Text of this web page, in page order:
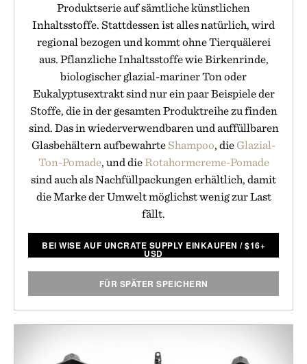
Produktserie auf sämtliche künstlichen
Inhaltsstoffe. Stattdessen ist alles natürlich, wird
regional bezogen und kommt ohne Tierquälerei
aus. Pflanzliche Inhaltsstoffe wie Birkenrinde,
biologischer glazial-mariner Ton oder
Eukalyptusextrakt sind nur ein paar Beispiele der
Stoffe, die in der gesamten Produktreihe zu finden
sind. Das in wiederverwendbaren und auffüllbaren
Glasbehältern aufbewahrte Shampoo, die Glazial-
Ton-Pomade, und dieRotahormcreme-Pomade
sind auch als Nachfüllpackungen erhältlich, damit
die Marke der Umwelt möglichst wenig zur Last
fällt.
BEI WISE AUF UNCRATE SUPPLY EINKAUFEN /$16+
USD
FÜR SPÄTER SPEICHERN